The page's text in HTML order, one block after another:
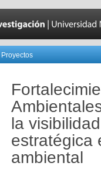
Proyectos
la
estratégica
ambiental